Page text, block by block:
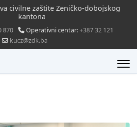
civilne zaštite Zeničko-dobojskog
kantona
870 Operativni centar:+387 32 121
kucz@zdk.ba